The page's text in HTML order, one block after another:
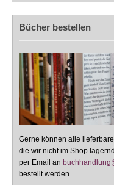
Bücher bestellen
Gerne können alle
die wir nicht im Shop
per Email an
bestellt werden.